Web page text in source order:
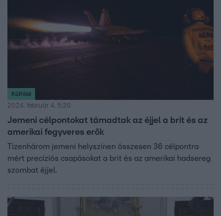
Külföld
2024. február 4. 5:20
Jemeni célpontokat támadtak az éjjel a brit és az
amerikai fegyveres erők
Tizenhárom jemeni helyszínen összesen 36 célpontra
mért precíziós csapásokat a brit és az amerikai hadsereg
szombat éjjel.